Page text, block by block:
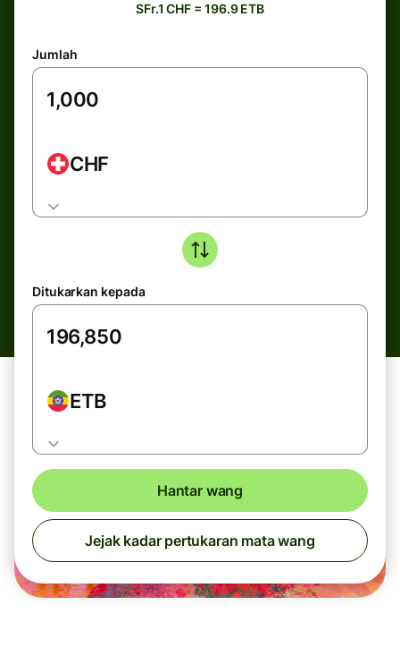
SFr.1 CHF = 196.9 ETB
Jumlah
CHF
Ditukarkan kepada
ETB
Hantar wang
Jejak kadar pertukaran mata wang